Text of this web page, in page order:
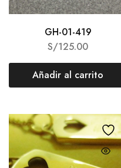
GH-01-419
S/125.00
Añadir al carrito